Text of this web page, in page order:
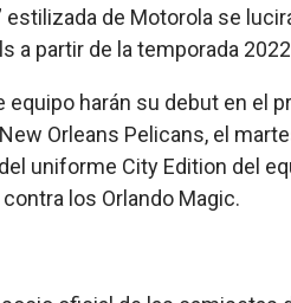
estilizada de Motorola se
a partir de la temporada
harán su debut en el
Orleans Pelicans, el
uniforme City Edition del
los Orlando Magic.